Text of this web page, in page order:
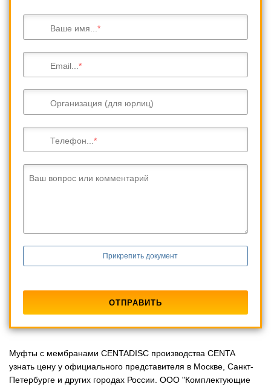
Ваше имя...
Email...
Организация (для юрлиц)
Телефон...
Ваш вопрос или комментарий
Прикрепить документ
Муфты с мембранами CENTADISC производства CENTA
узнать цену у официального представителя в Москве, Санкт-
Петербурге и других городах России. ООО "Комплектующие